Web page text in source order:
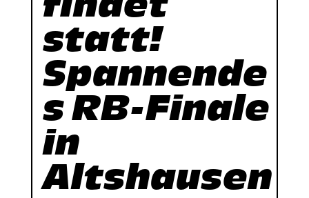
statt!
Spannende
s RB-Finale
in
Altshausen